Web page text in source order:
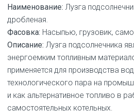
Наименование: Лузга
дробленая.
Фасовка: Насыпью, грузовик,
Описание: Лузга подсолнечника
энергоемким топливным
применяется для производства
технологического пара на
и как альтернативное топливо в
самостоятельных котельных.